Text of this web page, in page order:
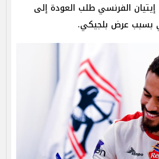
إيتيان الفرنسي طلب العودة إلى
بسبب عرض بلجيكي.